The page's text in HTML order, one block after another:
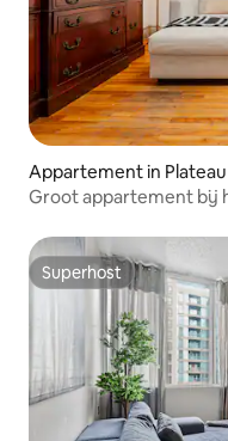
Appartement in
Groot appartement bij
Superhost
Superhost